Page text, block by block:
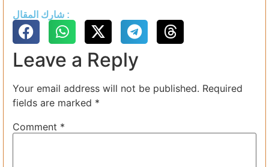
شارك المقال :
Leave a Reply
Your email address will not be published. Required
fields are marked *
Comment *